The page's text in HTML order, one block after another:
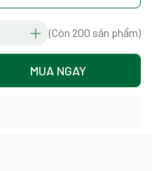
(Còn 200 sản phẩm)
MUA NGAY